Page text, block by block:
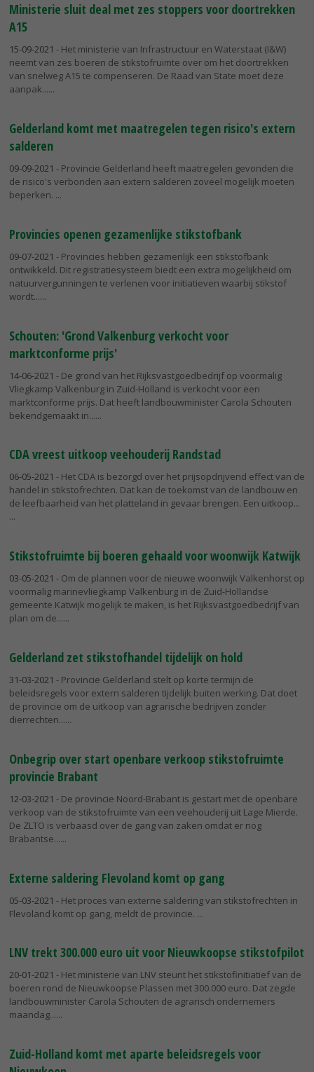
Ministerie sluit deal met zes stoppers voor doortrekken
A15
15-09-2021 - Het ministerie van Infrastructuur en Waterstaat (I&W)
neemt van zes boeren de stikstofruimte over om het doortrekken
van snelweg A15 te compenseren. De Raad van State moet deze
aanpak...
Gelderland komt met maatregelen tegen risico's extern
salderen
09-09-2021 - Provincie Gelderland heeft maatregelen gevonden die
de risico's verbonden aan extern salderen zoveel mogelijk moeten
beperken.
Provincies openen gezamenlijke stikstofbank
09-07-2021 - Provincies hebben gezamenlijk een stikstofbank
ontwikkeld. Dit registratiesysteem biedt een extra mogelijkheid om
natuurvergunningen te verlenen voor initiatieven waarbij stikstof
wordt...
Schouten: 'Grond Valkenburg verkocht voor
marktconforme prijs'
14-06-2021 - De grond van het Rijksvastgoedbedrijf op voormalig
Vliegkamp Valkenburg in Zuid-Holland is verkocht voor een
marktconforme prijs. Dat heeft landbouwminister Carola Schouten
bekendgemaakt in...
CDA vreest uitkoop veehouderij Randstad
06-05-2021 - Het CDA is bezorgd over het prijsopdrijvend effect van de
handel in stikstofrechten. Dat kan de toekomst van de landbouw en
de leefbaarheid van het platteland in gevaar brengen. Een uitkoop...
Stikstofruimte bij boeren gehaald voor woonwijk Katwijk
03-05-2021 - Om de plannen voor de nieuwe woonwijk Valkenhorst op
voormalig marinevliegkamp Valkenburg in de Zuid-Hollandse
gemeente Katwijk mogelijk te maken, is het Rijksvastgoedbedrijf van
plan om de...
Gelderland zet stikstofhandel tijdelijk on hold
31-03-2021 - Provincie Gelderland stelt op korte termijn de
beleidsregels voor extern salderen tijdelijk buiten werking. Dat doet
de provincie om de uitkoop van agrarische bedrijven zonder
dierrechten...
Onbegrip over start openbare verkoop stikstofruimte
provincie Brabant
12-03-2021 - De provincie Noord-Brabant is gestart met de openbare
verkoop van de stikstofruimte van een veehouderij uit Lage Mierde.
De ZLTO is verbaasd over de gang van zaken omdat er nog
Brabantse...
Externe saldering Flevoland komt op gang
05-03-2021 - Het proces van externe saldering van stikstofrechten in
Flevoland komt op gang, meldt de provincie.
LNV trekt 300.000 euro uit voor Nieuwkoopse stikstofpilot
20-01-2021 - Het ministerie van LNV steunt het stikstofinitiatief van de
boeren rond de Nieuwkoopse Plassen met 300.000 euro. Dat zegde
landbouwminister Carola Schouten de agrarisch ondernemers
maandag...
Zuid-Holland komt met aparte beleidsregels voor